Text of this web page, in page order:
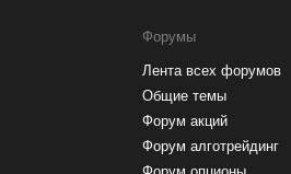
Форумы
Лента всех форумов
Общие темы
Форум акций
Форум алготрейдинг